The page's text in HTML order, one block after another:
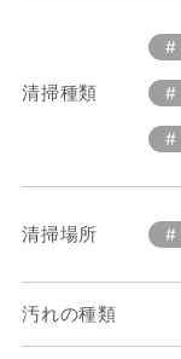
清掃種類
清掃場所
汚れの種類